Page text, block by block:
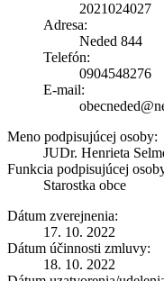
2021024027
Adresa:
Neded 844
Telefón:
0904548276
E-mail:
Meno podpisujúcej osoby:
JUDr. Henrieta
Funkcia podpisujúcej
Starostka obce
Dátum zverejnenia:
17. 10. 2022
Dátum účinnosti zmluvy:
18. 10. 2022